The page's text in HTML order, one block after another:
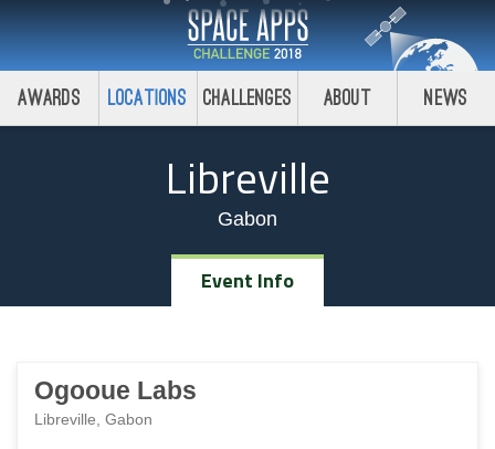
Awards Locations Challenges About News
Libreville
Gabon
Event Info
Ogooue Labs
Libreville, Gabon